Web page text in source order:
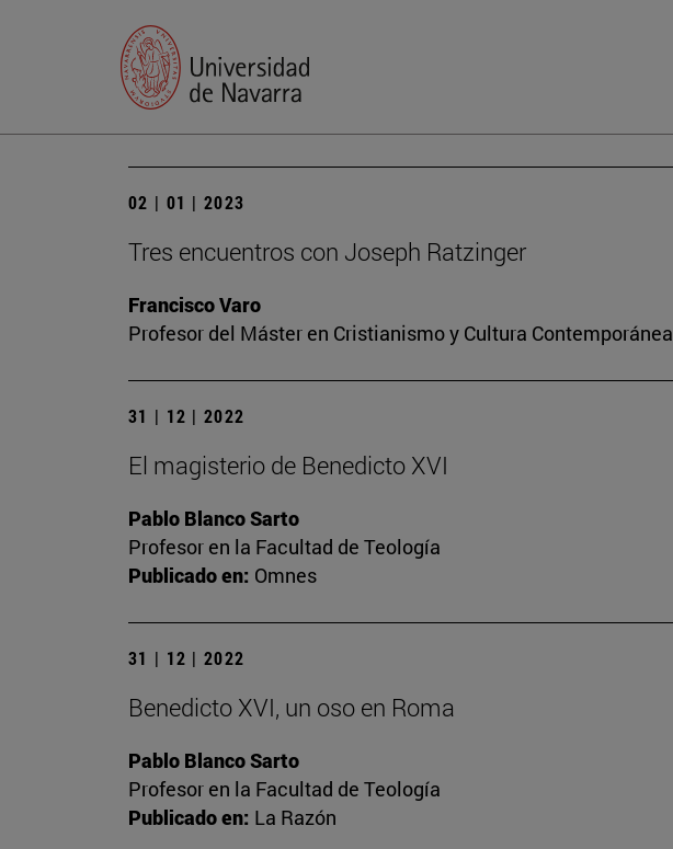
02 | 01 | 2023
Tres encuentros con Joseph Ratzinger
Francisco Varo
Profesor del Máster en Cristianismo y Cultura Contemporánea
31 | 12 | 2022
El magisterio de Benedicto XVI
Pablo Blanco Sarto
Profesor en la Facultad de Teología
Publicado en: Omnes
31 | 12 | 2022
Benedicto XVI, un oso en Roma
Pablo Blanco Sarto
Profesor en la Facultad de Teología
Publicado en: La Razón